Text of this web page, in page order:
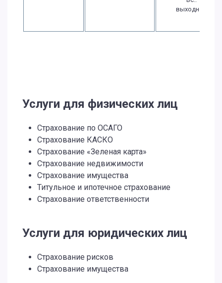
выходной
Услуги для физических лиц
Страхование по ОСАГО
Страхование КАСКО
Страхование «Зеленая карта»
Страхование недвижимости
Страхование имущества
Титульное и ипотечное страхование
Страхование ответственности
Услуги для юридических лиц
Страхование рисков
Страхование имущества